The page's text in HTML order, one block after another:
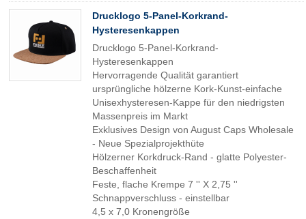
Drucklogo 5-Panel-Korkrand-
Hysteresenkappen
Drucklogo 5-Panel-Korkrand-
Hysteresenkappen
Hervorragende Qualität garantiert
ursprüngliche hölzerne Kork-Kunst-einfache
Unisexhysteresen-Kappe für den niedrigsten
Massenpreis im Markt
Exklusives Design von August Caps Wholesale
- Neue Spezialprojekthüte
Hölzerner Korkdruck-Rand - glatte Polyester-
Beschaffenheit
Feste, flache Krempe 7 '' X 2,75 ''
Schnappverschluss - einstellbar
4,5 x 7,0 Kronengröße